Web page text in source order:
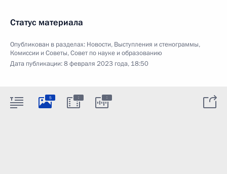
Статус материала
Опубликован в разделах: Новости, Выступления и стенограммы,
Комиссии и Советы,Совет по науке и образованию
Дата публикации:8 февраля 2023 года, 18:50
5 : :